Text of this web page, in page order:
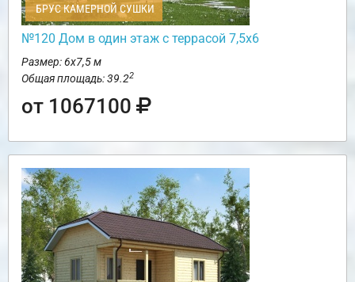
БРУС КАМЕРНОЙ СУШКИ
№120 Дом в один этаж с террасой 7,5х6
Размер: 6х7,5 м
Общая площадь: 39.22
от 1067100